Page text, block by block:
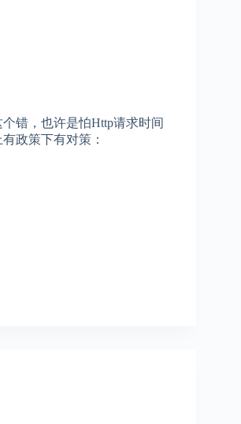
错，也许是怕Http请求时间
政策下有对策：